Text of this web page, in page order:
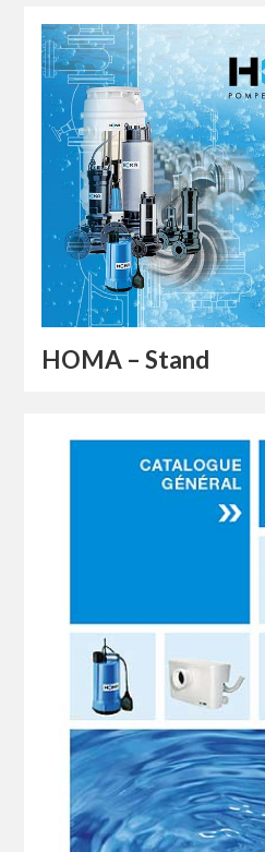
HOMA – Stand